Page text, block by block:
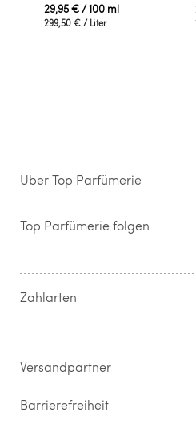
29,95 €/ 100 ml
299,50 € / Liter
Über Top Parfümerie
Storefinder
Kontakt
Widerrufsrecht &
Top Parfümerie folgen
Zahlarten
Versandpartner
Barrierefreiheit